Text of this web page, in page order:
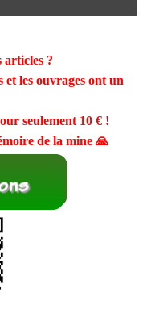
articles ?
et les ouvrages ont un
seulement 10 €!
de la mine 🙏